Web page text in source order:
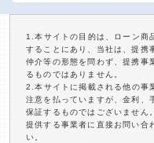
1.本サイトの目的は、ローン商
することにあり、当社は、提携
仲介等の形態を問わず、提携事
るものではありません。
2.本サイトに掲載される他の事
注意を払っていますが、金利、
保証するものではございません
提供する事業者に直接お問い合
い。